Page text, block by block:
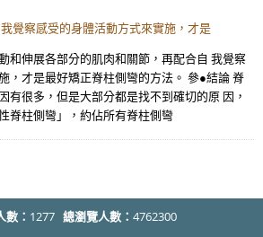
覺察感受的身體活動方式來實施，才是
和伸展各部分的肌肉和關節，再配合自 我覺察
，才是最好矯正脊柱側彎的方法。 參●結論 脊
有很多，但是大部分都是找不到確切的原 因，
脊柱側彎」，約佔所有脊柱側彎
數： 1277 總瀏覽人數： 4762300